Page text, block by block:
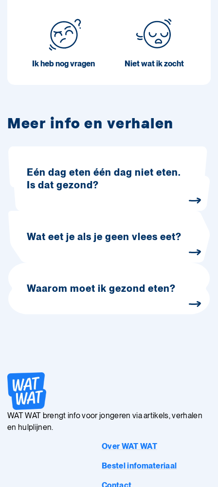
Ik heb nog vragen Niet wat ik zocht
Meer info en verhalen
Eén dag eten één dag niet eten.
Is dat gezond?
Wat eet je als je geen vlees eet?
Waarom moet ik gezond eten?
WAT WAT brengt info voor jongeren via artikels, verhalen
en hulplijnen.
Over WAT WAT
Bestel infomateriaal
Contact